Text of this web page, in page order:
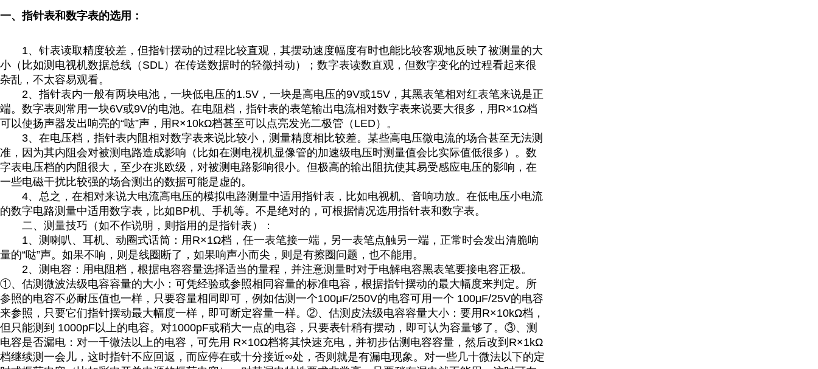
一、指针表和数字表的选用：
1、针表读取精度较差，但指针摆动的过程比较直观，其摆动速度幅度有时也能比较客观地反映了被测量的大
小（比如测电视机数据总线（ SDL）在传送数据时的轻微抖动）；数字表读数直观，但数字变化的过程看起来很
杂乱，不太容易观看。
2、指针表内一般有两块电池，一块低电压的1.5V ，一块是高电压的9V或15V ，其黑表笔相对红表笔来说是正
端。数字表则常用一块6V或9V的电池。在电阻档，指针表的表笔输出电流相对数字表来说要大很多，用 R×1Ω档
可以使扬声器发出响亮的“哒”声，用 R×10kΩ档甚至可以点亮发光二极管（ LED）。
3、在电压档，指针表内阻相对数字表来说比较小，测量精度相比较差。某些高电压微电流的场合甚至无法测
准，因为其内阻会对被测电路造成影响（比如在测电视机显像管的加速级电压时测量值会比实际值低很多）。数
字表电压档的内阻很大，至少在兆欧级，对被测电路影响很小。但极高的输出阻抗使其易受感应电压的影响，在
一些电磁干扰比较强的场合测出的数据可能是虚的。
4、总之，在相对来说大电流高电压的模拟电路测量中适用指针表，比如电视机、音响功放。在低电压小电流
的数字电路测量中适用数字表，比如BP机、手机等。不是绝对的，可根据情况选用指针表和数字表。
二、测量技巧（如不作说明，则指用的是指针表）：
1、测喇叭、耳机、动圈式话筒：用 R×1Ω档，任一表笔接一端，另一表笔点触另一端，正常时会发出清脆响
量的“哒”声。如果不响，则是线圈断了，如果响声小而尖，则是有擦圈问题，也不能用。
2、测电容：用电阻档，根据电容容量选择适当的量程，并注意测量时对于电解电容黑表笔要接电容正极。
①、估测微波法级电容容量的大小：可凭经验或参照相同容量的标准电容，根据指针摆动的最大幅度来判定。所
参照的电容不必耐压值也一样，只要容量相同即可，例如估测一个100μF/250V的电容可用一个 100μF/25V的电容
来参照，只要它们指针摆动最大幅度一样，即可断定容量一样。 ②、估测皮法级电容容量大小：要用 R×10kΩ档，
但只能测到 1000pF以上的电容。对1000pF或稍大一点的电容，只要表针稍有摆动，即可认为容量够了。 ③、测
电容是否漏电：对一千微法以上的电容，可先用 R×10Ω档将其快速充电，并初步估测电容容量，然后改到 R×1kΩ
档继续测一会儿，这时指针不应回返，而应停在或十分接近∞处，否则就是有漏电现象。对一些几十微法以下的定